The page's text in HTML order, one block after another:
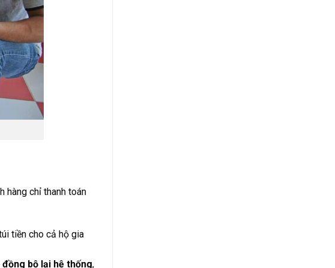
hàng chỉ thanh toán
tiền cho cả hộ gia
bộ lại hệ thống,